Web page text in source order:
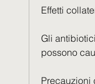
Effetti
Gli
possono
Precauzioni